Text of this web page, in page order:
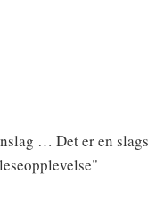
… Det er en slags